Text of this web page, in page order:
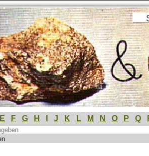
Menü
E F G H J K L M N O P Q